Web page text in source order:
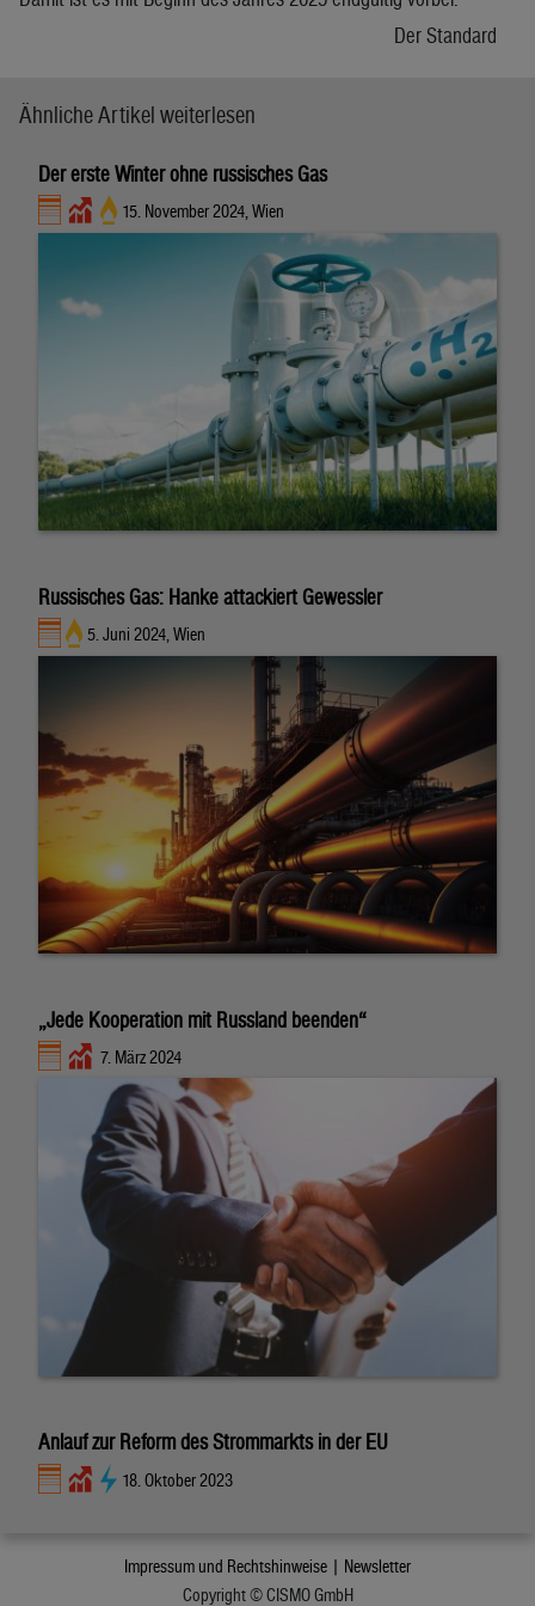
Der Standard
Ähnliche Artikel weiterlesen
Der erste Winter ohne russisches Gas
15. November 2024, Wien
Russisches Gas: Hanke attackiert Gewessler
5. Juni 2024, Wien
„Jede Kooperation mit Russland beenden“
7. März 2024
Anlauf zur Reform des Strommarkts in der EU
18. Oktober 2023
Impressum und Rechtshinweise | Newsletter
Copyright © CISMO GmbH